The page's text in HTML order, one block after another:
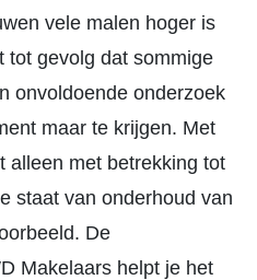
vele malen hoger is
tot gevolg dat sommige
onvoldoende onderzoek
maar te krijgen. Met
alleen met betrekking tot
staat van onderhoud van
De
Makelaars helpt je het